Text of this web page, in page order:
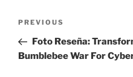
Previous
Post
PREVIOUS
Foto Reseña:
Bumblebee War For